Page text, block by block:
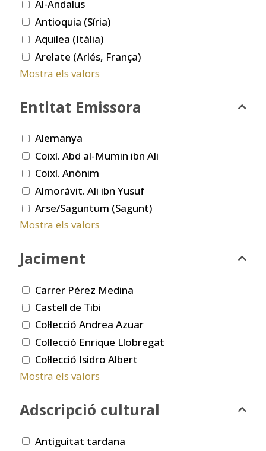
Al-Andalus
Antioquia (Síria)
Aquilea (Itàlia)
Arelate (Arlés, França)
Mostra els valors
Entitat Emissora
Alemanya
Coixí. Abd al-Mumin ibn Ali
Coixí. Anònim
Almoràvit. Ali ibn Yusuf
Arse/Saguntum (Sagunt)
Mostra els valors
Jaciment
Carrer Pérez Medina
Castell de Tibi
Col·lecció Andrea Azuar
Col·lecció Enrique Llobregat
Col·lecció Isidro Albert
Mostra els valors
Adscripció cultural
Antiguitat tardana